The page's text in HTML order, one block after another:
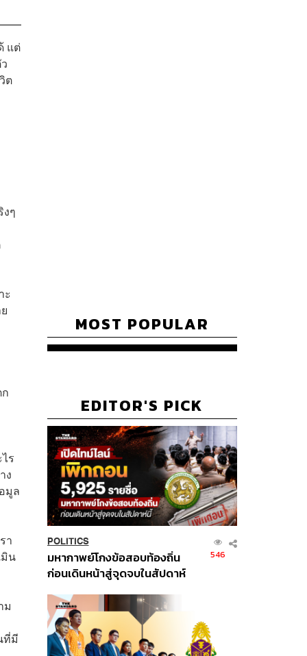
แต่
ต
ๆ
ะ
ร
ง
มูล
า
มิน
ม
ที่มี
MOST POPULAR
EDITOR'S PICK
POLITICS
มหากาพย์โกงข้อสอบท้องถิ่น
ก่อนเดินหน้าสู่จุดจบในสัปดาห์
546